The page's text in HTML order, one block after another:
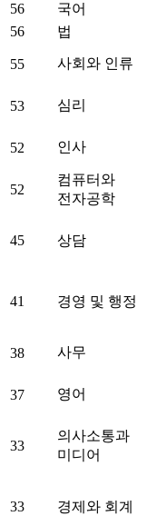
56
국어
56
법
55 사회와 인류
53 심리
52 인사
52
컴퓨터와
전자공학
45 상담
41 경영 및 행정
38 사무
37 영어
33
의사소통과
미디어
33 경제와 회계